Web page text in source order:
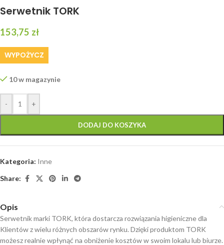
Serwetnik TORK
153,75 zł
WYPOŻYCZ
10 w magazynie
- +
DODAJ DO KOSZYKA
Kategoria: Inne
Share:
Opis
Serwetnik marki TORK, która dostarcza rozwiązania higieniczne dla
Klientów z wielu różnych obszarów rynku. Dzięki produktom TORK
możesz realnie wpłynąć na obniżenie kosztów w swoim lokalu lub biurze.